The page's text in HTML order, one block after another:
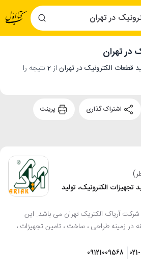
در تهران
از2 نتیجه را
تجهیزات الکترونیک، تولید
آریاک الکتریک تهران می باشد. این
از 28 سال سابقه در زمینه طراحی ، ساخت ، تامین تجهیزات ،
09121009568